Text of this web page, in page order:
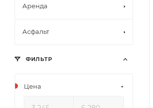
Аренда
Асфальт
ФИЛЬТР
Цена